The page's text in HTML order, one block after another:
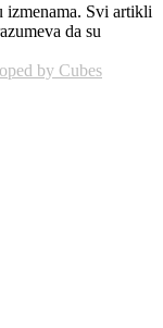
izmenama. Svi artikli
da su
by Cubes